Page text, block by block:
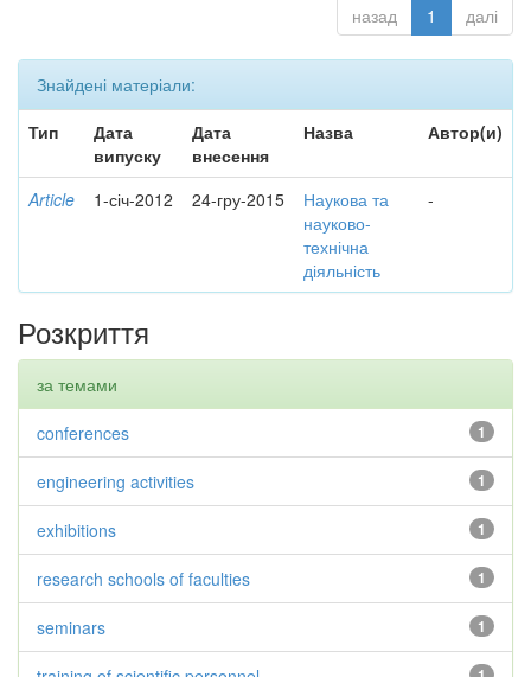
назад 1 далі
Знайдені матеріали:
Тип
Дата
випуску
Дата
внесення
Назва Автор(и)
Article 1-січ-2012 24-гру-2015
Наукова та
науково-
технічна
діяльність
-
Розкриття
за темами
1
conferences
1
engineering activities
1
exhibitions
1
research schools of faculties
1
seminars